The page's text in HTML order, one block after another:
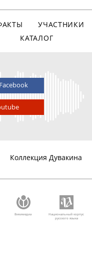
УЧАСТНИКИ
КАТАЛОГ
Коллекция Дувакина
Викимедиа
Национальный корпус
русского языка